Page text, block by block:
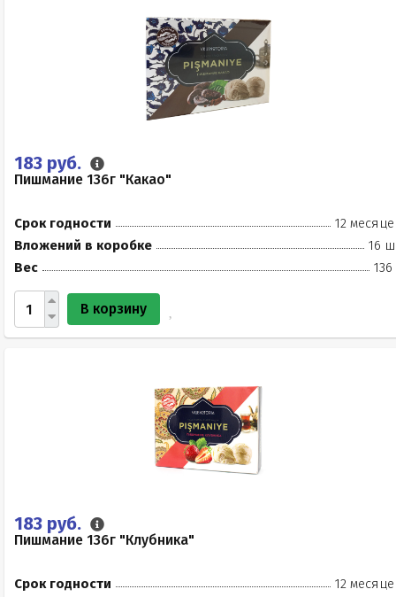
183 руб.
Пишмание 136г "Какао"
Срок годности
12
Вложений в коробке
16
Вес
136
В корзину
183 руб.
Пишмание 136г "Клубника"
Срок годности
12